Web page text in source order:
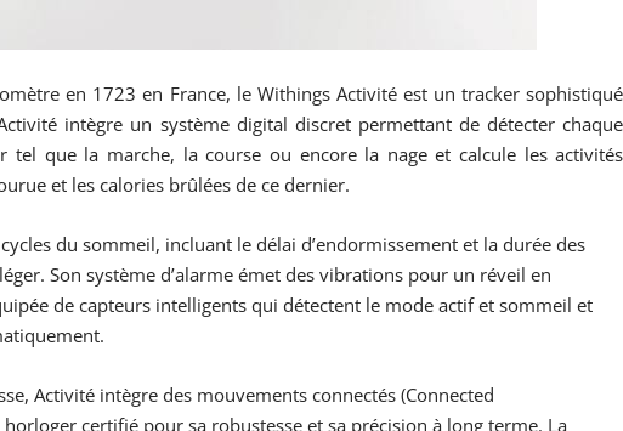
en 1723 en France, le Withings Activité est un tracker sophistiqué
intègre un système digital discret permettant de détecter chaque
tel que la marche, la course ou encore la nage et calcule les activités
et les calories brûlées de ce dernier.
du sommeil, incluant le délai d’endormissement et la durée des
Son système d’alarme émet des vibrations pour un réveil en
de capteurs intelligents qui détectent le mode actif et sommeil et
Activité intègre des mouvements connectés (Connected
certifié pour sa robustesse et sa précision à long terme. La